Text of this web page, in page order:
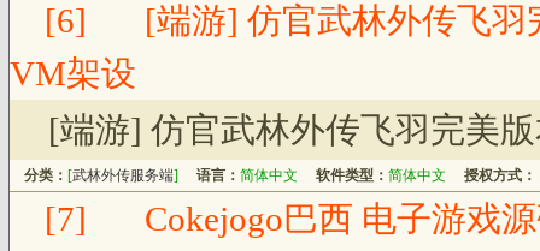
[6]
[端游] 仿官武林外传飞
VM架设
[端游] 仿官武林外传飞羽完美
分类： [武林外传服务端] 语言： 简体中文 软件类型： 简体中文 授权方式：
[7]
Cokejogo巴西 电子游戏